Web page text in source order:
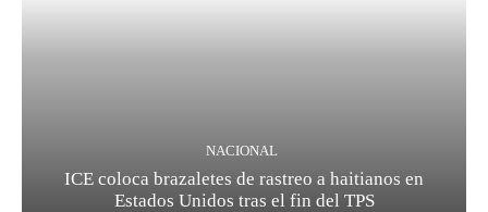
NACIONAL
ICE coloca brazaletes de rastreo a haitianos en
Estados Unidos tras el fin del TPS